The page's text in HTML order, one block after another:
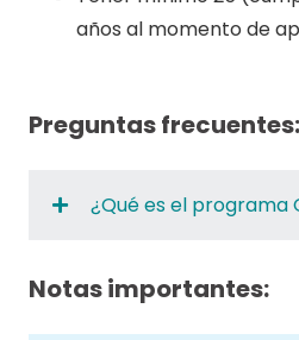
años al momento de
Preguntas frecuentes:
¿Qué es el programa
Notas importantes: